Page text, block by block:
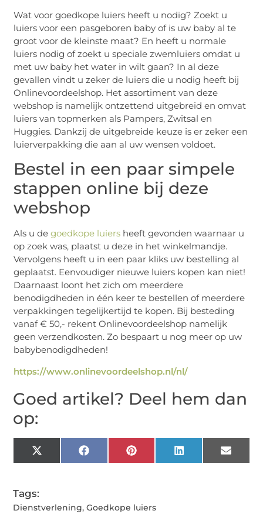
Wat voor goedkope luiers heeft u nodig? Zoekt u
luiers voor een pasgeboren baby of is uw baby al te
groot voor de kleinste maat? En heeft u normale
luiers nodig of zoekt u speciale zwemluiers omdat u
met uw baby het water in wilt gaan? In al deze
gevallen vindt u zeker de luiers die u nodig heeft bij
Onlinevoordeelshop. Het assortiment van deze
webshop is namelijk ontzettend uitgebreid en omvat
luiers van topmerken als Pampers, Zwitsal en
Huggies. Dankzij de uitgebreide keuze is er zeker een
luierverpakking die aan al uw wensen voldoet.
Bestel in een paar simpele
stappen online bij deze
webshop
Als u degoedkope luiers heeft gevonden waarnaar u
op zoek was, plaatst u deze in het winkelmandje.
Vervolgens heeft u in een paar kliks uw bestelling al
geplaatst. Eenvoudiger nieuwe luiers kopen kan niet!
Daarnaast loont het zich om meerdere
benodigdheden in één keer te bestellen of meerdere
verpakkingen tegelijkertijd te kopen. Bij besteding
vanaf € 50,- rekent Onlinevoordeelshop namelijk
geen verzendkosten. Zo bespaart u nog meer op uw
babybenodigdheden!
https://www.onlinevoordeelshop.nl/nl/
Goed artikel? Deel hem dan
op:
X
(Twitter)
FacebookPinterestLinkedIn Email
Tags:
Dienstverlening,Goedkope luiers